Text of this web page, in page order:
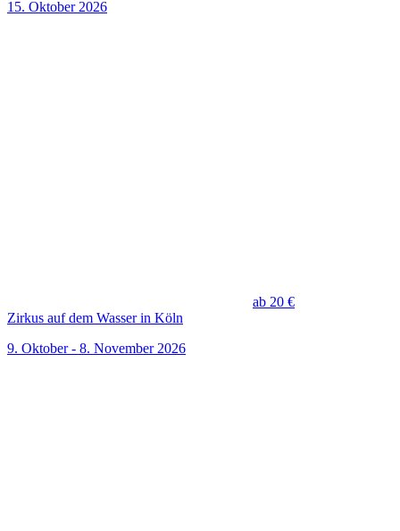
15. Oktober 2026
ab 20 €
Zirkus auf dem Wasser in Köln
9. Oktober - 8. November 2026